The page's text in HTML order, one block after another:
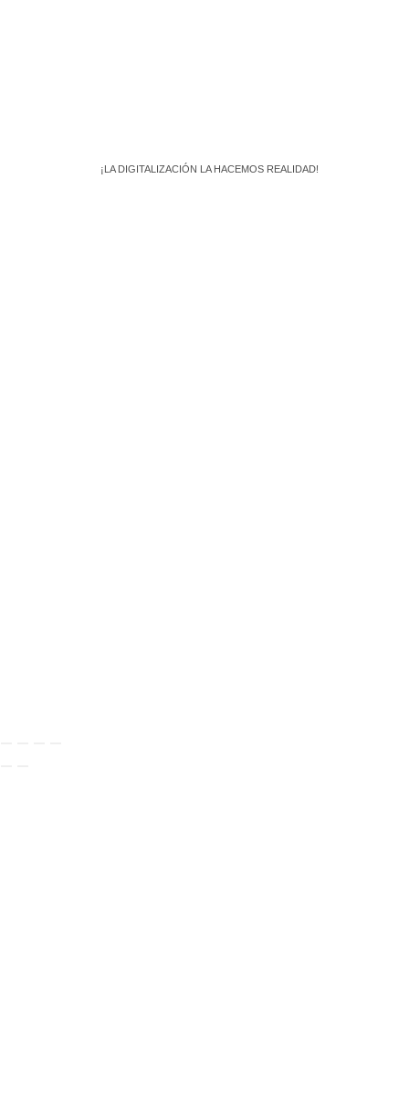
¡LA DIGITALIZACIÓN LA HACEMOS REALIDAD!